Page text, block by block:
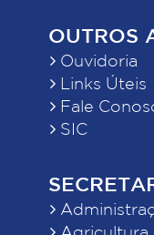
OUTROS
Ouvidoria
Links Úteis
Fale
SIC